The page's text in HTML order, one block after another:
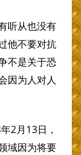
听从也没有
他不要对抗
不是关于恐
因为人对人
2月13日，
域因为将要